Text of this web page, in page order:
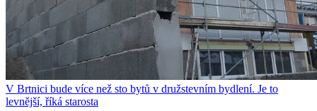
V Brtnici bude více než sto bytů v družstevním bydlení. Je to
levnější, říká starosta